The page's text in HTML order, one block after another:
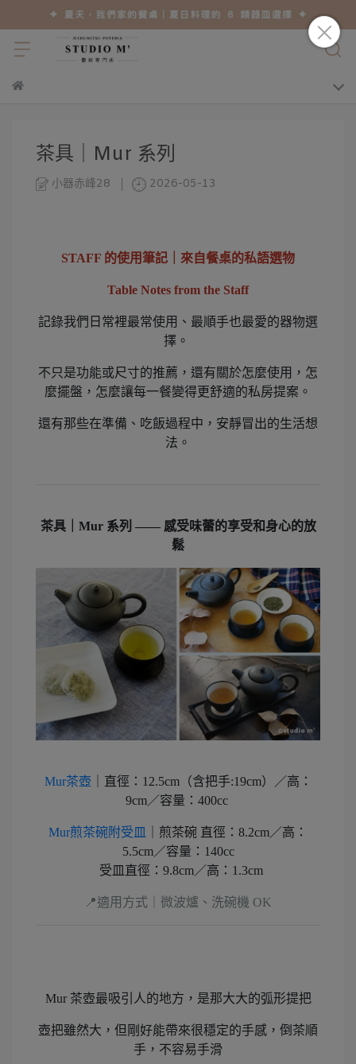
茶具｜Mur 系列
小器赤峰28 2026-05-13
STAFF 的使用筆記｜來自餐桌的私語選物
Table Notes from the Staff
記錄我們日常裡最常使用、最順手也最愛的器物選
擇。
不只是功能或尺寸的推薦，還有關於怎麼使用，怎
麼擺盤，怎麼讓每一餐變得更舒適的私房提案。
還有那些在準備、吃飯過程中，安靜冒出的生活想
法。
茶具｜Mur 系列 —— 感受味蕾的享受和身心的放
鬆
Mur茶壺 ｜直徑：12.5cm（含把手:19cm）／高：
9cm／容量：400cc
Mur煎茶碗附受皿
｜煎茶碗 直徑：8.2cm／高：
5.5cm／容量：140cc
受皿直徑：9.8cm／高：1.3cm
📍適用方式｜微波爐、洗碗機 OK
Mur 茶壺最吸引人的地方，是那大大的弧形提把
壺把雖然大，但剛好能帶來很穩定的手感，倒茶順
手，不容易手滑